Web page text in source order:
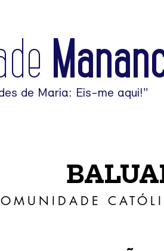
de Maria: Eis-me aqui!"